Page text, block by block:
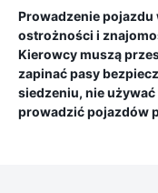
Prowadzenie pojazdu
ostrożności i
Kierowcy muszą
zapinać pasy
siedzeniu, nie
prowadzić pojazdów